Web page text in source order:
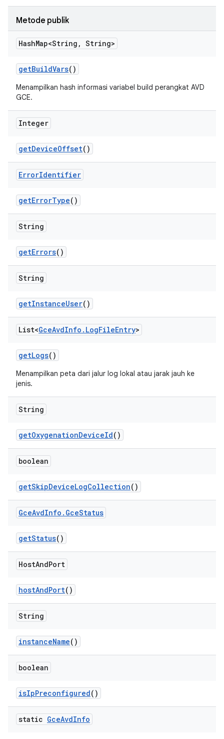
Metode publik
HashMap<String , String>
getBuildVars()
Menampilkan hash informasi variabel build perangkat AVD
GCE.
Integer
getDeviceOffset()
ErrorIdentifier
getErrorType()
String
getErrors()
String
getInstanceUser()
List<GceAvdInfo . LogFileEntry>
getLogs()
Menampilkan peta dari jalur log lokal atau jarak jauh ke
jenis.
String
getOxygenationDeviceId()
boolean
getSkipDeviceLogCollection()
GceAvdInfo . GceStatus
getStatus()
HostAndPort
hostAndPort()
String
instanceName()
boolean
isIpPreconfigured()
static GceAvdInfo